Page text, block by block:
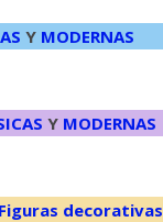
Y MODERNAS
Y MODERNAS
Figuras decorativas